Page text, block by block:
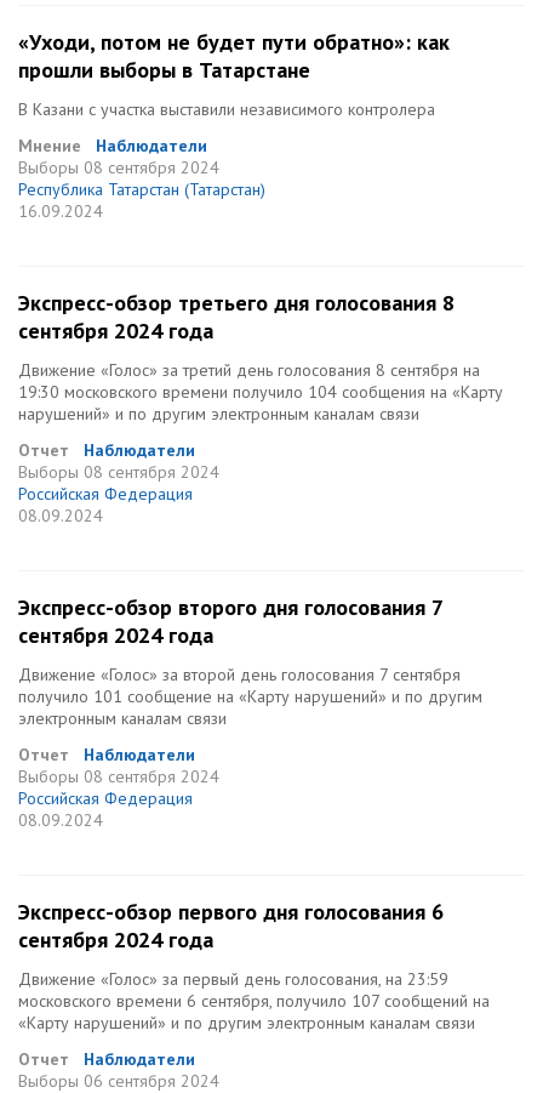
«Уходи, потом не будет пути обратно»: как
прошли выборы в Татарстане
В Казани с участка выставили независимого контролера
Мнение
Наблюдатели
Выборы 08 сентября 2024
Республика Татарстан (Татарстан)
16.09.2024
Экспресс-обзор третьего дня голосования 8
сентября 2024 года
Движение «Голос» за третий день голосования 8 сентября на
19:30 московского времени получило 104 сообщения на «Карту
нарушений» и по другим электронным каналам связи
Отчет
Наблюдатели
Выборы 08 сентября 2024
Российская Федерация
08.09.2024
Экспресс-обзор второго дня голосования 7
сентября 2024 года
Движение «Голос» за второй день голосования 7 сентября
получило 101 сообщение на «Карту нарушений» и по другим
электронным каналам связи
Отчет
Наблюдатели
Выборы 08 сентября 2024
Российская Федерация
08.09.2024
Экспресс-обзор первого дня голосования 6
сентября 2024 года
Движение «Голос» за первый день голосования, на 23:59
московского времени 6 сентября, получило 107 сообщений на
«Карту нарушений» и по другим электронным каналам связи
Отчет
Наблюдатели
Выборы 06 сентября 2024